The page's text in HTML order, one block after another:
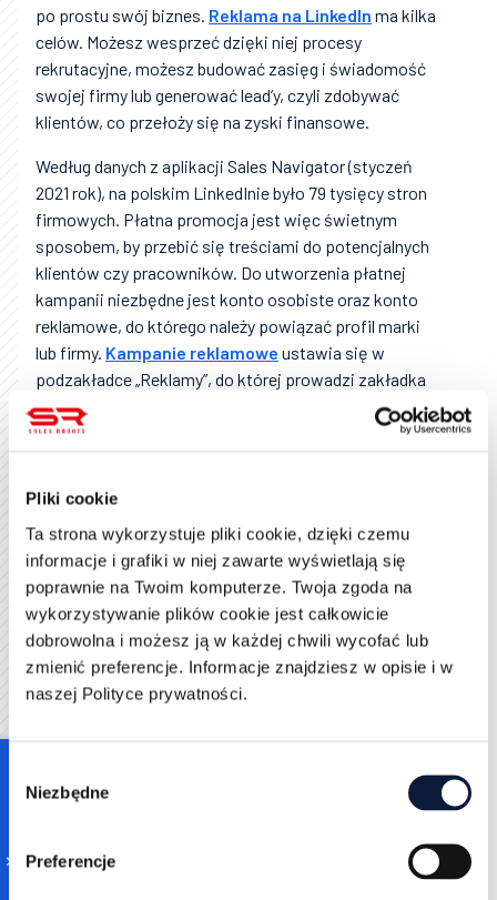
Pliki cookie
Ta strona wykorzystuje pliki cookie, dzięki czemu
informacje i grafiki w niej zawarte wyświetlają się
poprawnie na Twoim komputerze. Twoja zgoda na
wykorzystywanie plików cookie jest całkowicie
dobrowolna i możesz ją w każdej chwili wycofać lub
zmienić preferencje. Informacje znajdziesz w opisie i w
naszej Polityce prywatności.
Selection
Niezbędne
Preferencje
po prostu swój biznes. Reklama na LinkedIn ma kilka
celów. Możesz wesprzeć dzięki niej procesy
rekrutacyjne, możesz budować zasięg i świadomość
swojej firmy lub generować lead’y, czyli zdobywać
klientów, co przełoży się na zyski finansowe.
Według danych z aplikacji Sales Navigator (styczeń
2021 rok), na polskim LinkedInie było 79 tysięcy stron
firmowych. Płatna promocja jest więc świetnym
sposobem, by przebić się treściami do potencjalnych
klientów czy pracowników. Do utworzenia płatnej
kampanii niezbędne jest konto osobiste oraz konto
reklamowe, do którego należy powiązać profil marki
lub firmy. Kampanie reklamowe ustawia się w
podzakładce „Reklamy”, do której prowadzi zakładka
„Publikacje”.
zasięg), zainteresowanie (sprawdzi się, jeśli zależy Ci
na wyświetleniach filmu, interakcjach lub
odwiedzinach witryny internetowej) oraz konwersje
(konwersje witryny, kandydaci na ofertę pracy lub
generowanie potencjalnych klientów). Mając wybrany
cel, przechodzimy do targetowania grupy. To nic
innego niż skierowanie reklamy do osób, które są
zainteresowane Twoją ofertą. Logiczne jest, że
reklamowych. Począwszy od zwykłej reklamy
reklamy w wiadomościach, reklamy konwersacyjne do